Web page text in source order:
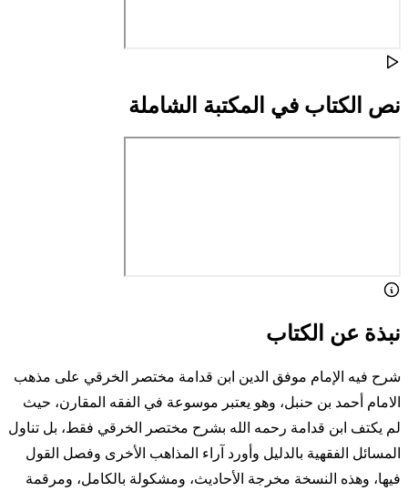
نص الكتاب في المكتبة الشاملة
نبذة عن الكتاب
شرح فيه الإمام موفق الدين ابن قدامة مختصر الخرقي على مذهب
الامام أحمد بن حنبل، وهو يعتبر موسوعة في الفقه المقارن، حيث
لم يكتف ابن قدامة رحمه الله بشرح مختصر الخرقي فقط، بل تناول
المسائل الفقهية بالدليل وأورد آراء المذاهب الأخرى وفصل القول
فيها، وهذه النسخة مخرجة الأحاديث، ومشكولة بالكامل، ومرقمة